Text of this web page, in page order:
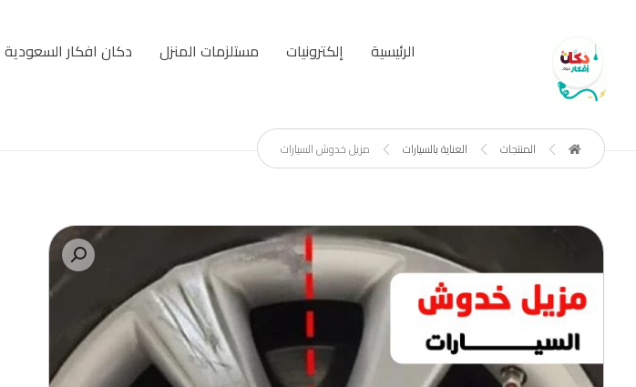
الرئيسية إلكترونيات مستلزمات المنزل دكان افكار السعودية
المنتجات العناية بالسيارات مزيل خدوش السيارات